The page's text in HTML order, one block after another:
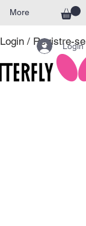
More
Login / Registre-se
Login